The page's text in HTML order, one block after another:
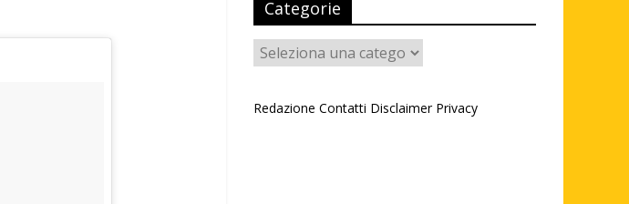
Categorie
Categorie
Redazione Contatti Disclaimer Privacy